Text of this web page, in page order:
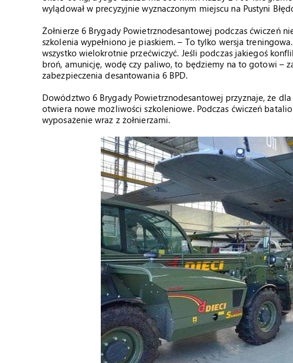
wylądował w precyzyjnie wyznaczonym miejscu na Pustyni
Żołnierze 6 Brygady Powietrznodesantowej podczas ćwiczeń
szkolenia wypełniono je piaskiem. – To tylko wersja
wszystko wielokrotnie przećwiczyć. Jeśli podczas jakiegoś
broń, amunicję, wodę czy paliwo, to będziemy na to gotowi –
zabezpieczenia desantowania 6 BPD.
Dowództwo 6 Brygady Powietrznodesantowej przyznaje, że
otwiera nowe możliwości szkoleniowe. Podczas ćwiczeń
wyposażenie wraz z żołnierzami.